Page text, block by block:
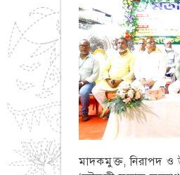
মাদকমুক্ত, নিরাপদ ও